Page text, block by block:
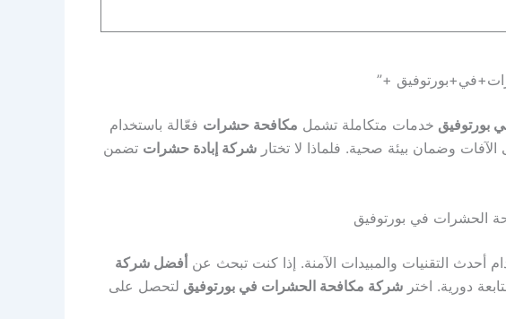
بورتوفيق خدمات متكاملة تشمل مكافحة حشرات فعّالة باستخدام
وضمان بيئة صحية. فلماذا لا تختار شركة إبادة حشرات تضمن
الحشرات في بورتوفيق
أحدث التقنيات والمبيدات الآمنة. إذا كنت تبحث عن أفضل شركة
دورية. اختر شركة مكافحة الحشرات في بورتوفيق لتحصل على